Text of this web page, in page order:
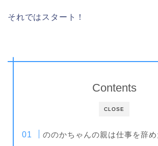
それではスタート！
CLOSE
Contents
ののかちゃんの親は仕事を辞め